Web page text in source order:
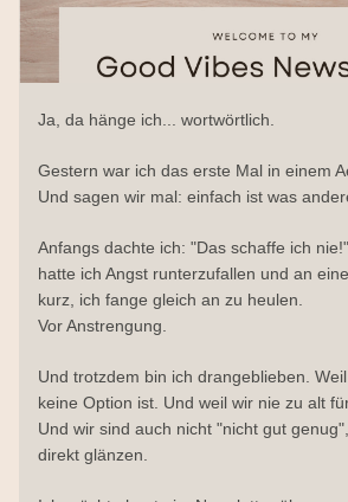
Ja, da hänge ich... wortwörtlich.
Gestern war ich das erste Mal in einem
Und sagen wir mal: einfach ist was
Anfangs dachte ich: "Das schaffe ich
hatte ich Angst runterzufallen und an
kurz, ich fange gleich an zu heulen.
Vor Anstrengung.
Und trotzdem bin ich drangeblieben.
keine Option ist. Und weil wir nie zu alt
Und wir sind auch nicht "nicht gut
direkt glänzen.